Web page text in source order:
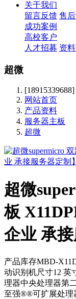
关于我们
留言反馈 售
成功案例
高校客户
人才招募 资
超微
[18915339688]
网站首页
产品资料
服务器主板
超微
超微
板
企业 承接
产品库存MBD-
动识别机尺寸12 英
理器中央处理器第
至强®®可扩展处理